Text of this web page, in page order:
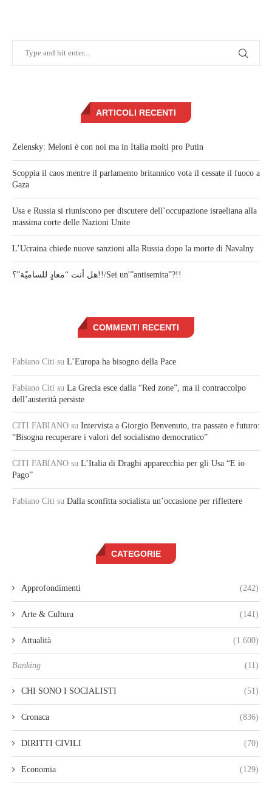
ARTICOLI RECENTI
Zelensky: Meloni è con noi ma in Italia molti pro Putin
Scoppia il caos mentre il parlamento britannico vota il cessate il fuoco a
Gaza
Usa e Russia si riuniscono per discutere dell’occupazione israeliana alla
massima corte delle Nazioni Unite
L’Ucraina chiede nuove sanzioni alla Russia dopo la morte di Navalny
هل أنت “معادٍ للساميّة”؟!!/Sei un'”antisemita”?!!
COMMENTI RECENTI
Fabiano Citi su L’Europa ha bisogno della Pace
Fabiano Citi su La Grecia esce dalla “Red zone”, ma il contraccolpo
dell’austerità persiste
CITI FABIANO su Intervista a Giorgio Benvenuto, tra passato e futuro:
“Bisogna recuperare i valori del socialismo democratico”
CITI FABIANO su L’Italia di Draghi apparecchia per gli Usa “E io
Pago”
Fabiano Citi su Dalla sconfitta socialista un’occasione per riflettere
CATEGORIE
Approfondimenti (242)
Arte & Cultura (141)
Attualità (1.600)
Banking (11)
CHI SONO I SOCIALISTI (51)
Cronaca (836)
DIRITTI CIVILI (70)
Economia (129)